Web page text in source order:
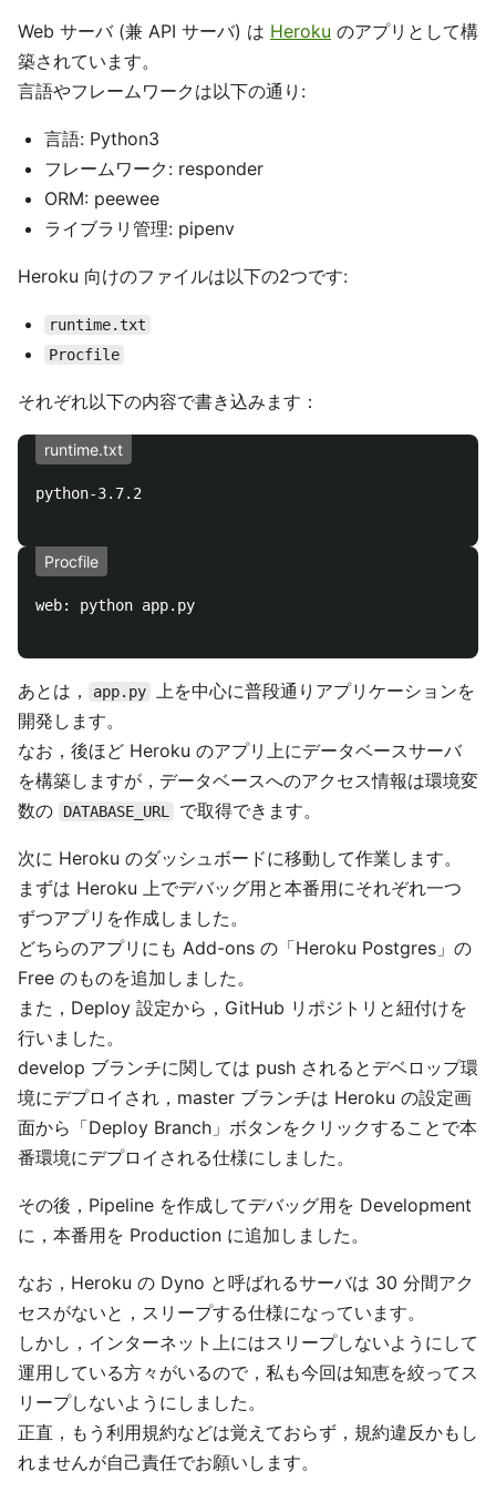
Web サーバ (兼 API サーバ) は Heroku のアプリとして構
築されています。
言語やフレームワークは以下の通り:
言語: Python3
フレームワーク: responder
ORM: peewee
ライブラリ管理: pipenv
Heroku 向けのファイルは以下の2つです:
runtime.txt
Procfile
それぞれ以下の内容で書き込みます：
runtime.txt
python-3.7.2
Procfile
web: python app.py
あとは， app.py
上を中心に普段通りアプリケーションを
開発します。
なお，後ほど Heroku のアプリ上にデータベースサーバ
を構築しますが，データベースへのアクセス情報は環境変
数の
DATABASE_URL で取得できます。
次に Heroku のダッシュボードに移動して作業します。
まずは Heroku 上でデバッグ用と本番用にそれぞれ一つ
ずつアプリを作成しました。
どちらのアプリにも Add-ons の「Heroku Postgres」の
Free のものを追加しました。
また，Deploy 設定から，GitHub リポジトリと紐付けを
行いました。
develop ブランチに関しては push されるとデベロップ環
境にデプロイされ，master ブランチは Heroku の設定画
面から「Deploy Branch」ボタンをクリックすることで本
番環境にデプロイされる仕様にしました。
その後，Pipeline を作成してデバッグ用を Development
に，本番用を Production に追加しました。
なお，Heroku の Dyno と呼ばれるサーバは 30 分間アク
セスがないと，スリープする仕様になっています。
しかし，インターネット上にはスリープしないようにして
運用している方々がいるので，私も今回は知恵を絞ってス
リープしないようにしました。
正直，もう利用規約などは覚えておらず，規約違反かもし
れませんが自己責任でお願いします。